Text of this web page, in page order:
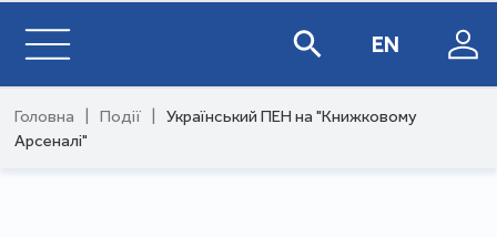
EN
Головна Події
Український ПЕН на "Книжковому
Арсеналі"